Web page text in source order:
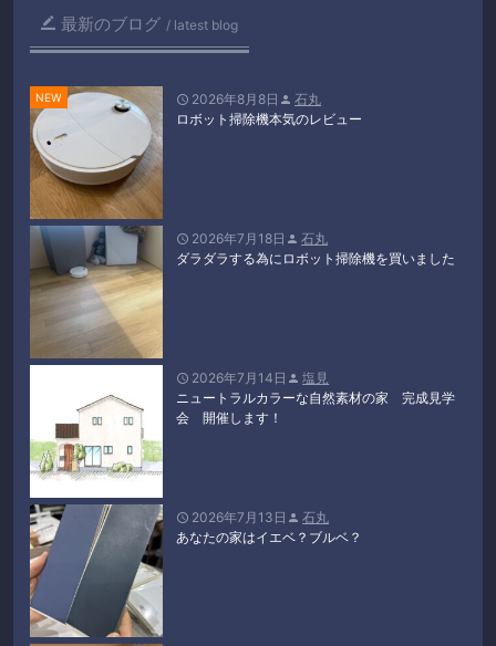
 最新のブログ latest blog
 2026年8月8日  石丸
ロボット掃除機本気のレビュー
 2026年7月18日  石丸
ダラダラする為にロボット掃除機を買いました
 2026年7月14日  塩見
ニュートラルカラーな自然素材の家 完成見学
会 開催します！
 2026年7月13日  石丸
あなたの家はイエベ？ブルベ？